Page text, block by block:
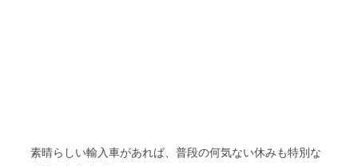
素晴らしい輸入車があれば、普段の何気ない休みも特別な